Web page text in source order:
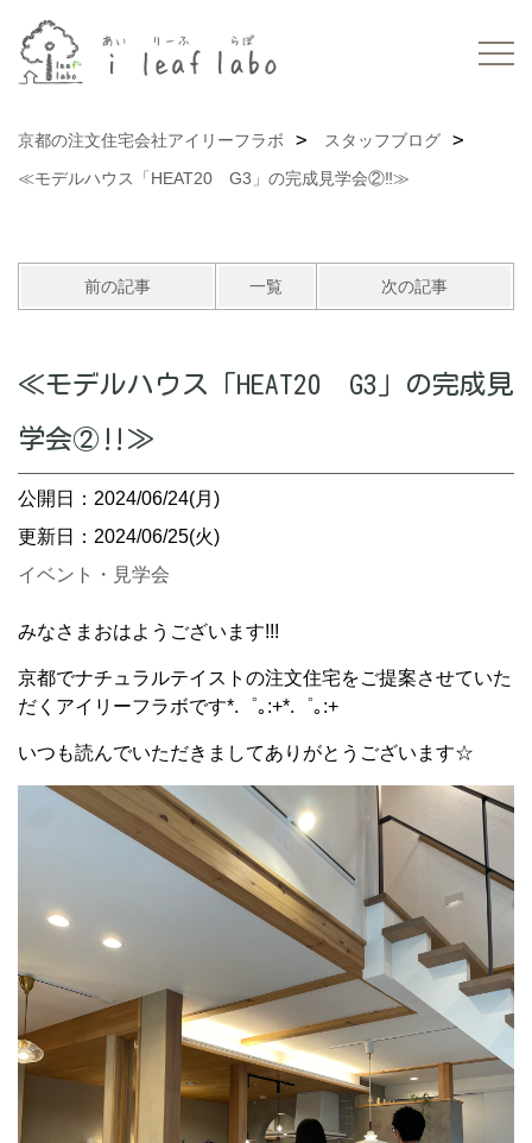
京都の注文住宅会社アイリーフラボ
スタッフブログ
≪モデルハウス「HEAT20 G3」の完成見学会②‼≫
前の記事 一覧 次の記事
≪モデルハウス「HEAT20 G3」の完成見
学会②‼≫
公開日：2024/06/24(月)
更新日：2024/06/25(火)
イベント・見学会
みなさまおはようございます!!!
京都でナチュラルテイストの注文住宅をご提案させていた
だくアイリーフラボです*.゜｡:+*.゜｡:+
いつも読んでいただきましてありがとうございます☆